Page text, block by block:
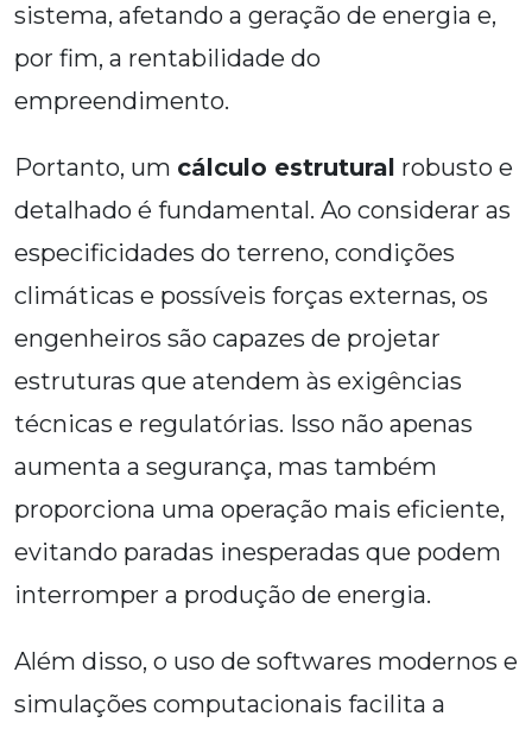
sistema, afetando a geração de energia e,
por fim, a rentabilidade do
empreendimento.
Portanto, um cálculo estrutural robusto e
detalhado é fundamental. Ao considerar as
especificidades do terreno, condições
climáticas e possíveis forças externas, os
engenheiros são capazes de projetar
estruturas que atendem às exigências
técnicas e regulatórias. Isso não apenas
aumenta a segurança, mas também
proporciona uma operação mais eficiente,
evitando paradas inesperadas que podem
interromper a produção de energia.
Além disso, o uso de softwares modernos e
simulações computacionais facilita a